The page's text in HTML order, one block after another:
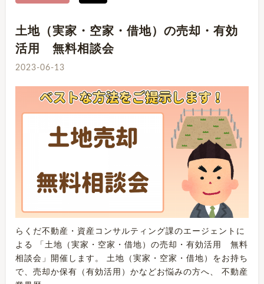
土地（実家・空家・借地）の売却・有効
活用 無料相談会
2023-06-13
らくだ不動産・資産コンサルティング課のエージェントに
よる 「土地（実家・空家・借地）の売却・有効活用 無料
相談会」開催します。 土地（実家・空家・借地）をお持ち
で、売却か保有（有効活用）かなどお悩みの方へ、 不動産